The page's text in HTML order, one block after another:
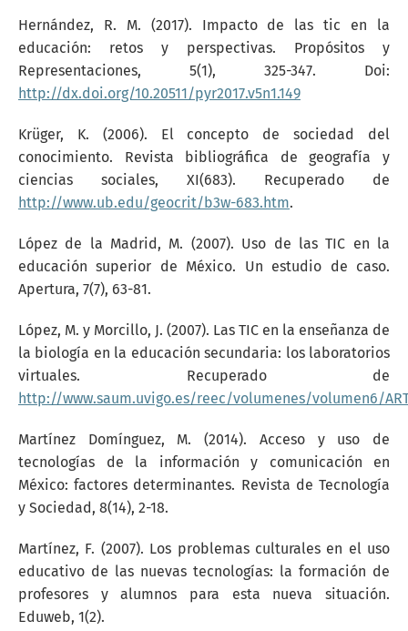
Hernández, R. M. (2017). Impacto de las tic en la
educación: retos y perspectivas. Propósitos y
Representaciones, 5(1), 325-347. Doi:
http://dx.doi.org/10.20511/pyr2017.v5n1.149
Krüger, K. (2006). El concepto de sociedad del
conocimiento. Revista bibliográfica de geografía y
ciencias sociales, XI(683). Recuperado de
http://www.ub.edu/geocrit/b3w-683.htm.
López de la Madrid, M. (2007). Uso de las TIC en la
educación superior de México. Un estudio de caso.
Apertura, 7(7), 63-81.
López, M. y Morcillo, J. (2007). Las TIC en la enseñanza de
la biología en la educación secundaria: los laboratorios
virtuales. Recuperado de
http://www.saum.uvigo.es/reec/volumenes/volumen6/
Martínez Domínguez, M. (2014). Acceso y uso de
tecnologías de la información y comunicación en
México: factores determinantes. Revista de Tecnología
y Sociedad, 8(14), 2-18.
Martínez, F. (2007). Los problemas culturales en el uso
educativo de las nuevas tecnologías: la formación de
profesores y alumnos para esta nueva situación.
Eduweb, 1(2).